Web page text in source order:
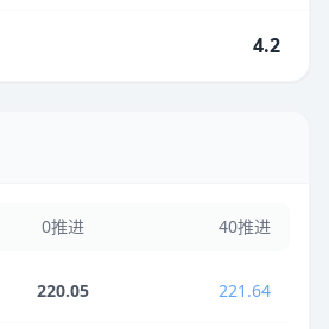
4.2
0推进 40推进
220.05 221.64